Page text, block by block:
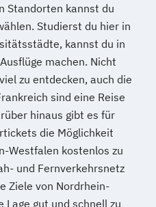
Standorten kannst du
Studierst du hier in
kannst du in
machen. Nicht
zu entdecken, auch die
sind eine Reise
hinaus gibt es für
die Möglichkeit
Westfalen kostenlos zu
und Fernverkehrsnetz
Ziele von Nordrhein-
Lage gut und schnell zu